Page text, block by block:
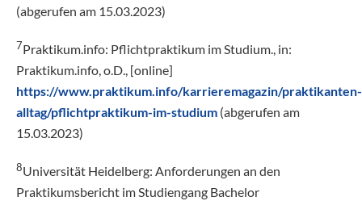
(abgerufen am 15.03.2023)
7Praktikum.info: Pflichtpraktikum im Studium., in:
Praktikum.info, o.D., [online]
https://www.praktikum.info/karrieremagazin/praktikanten-
alltag/pflichtpraktikum-im-studium (abgerufen am
15.03.2023)
8Universität Heidelberg: Anforderungen an den
Praktikumsbericht im Studiengang Bachelor